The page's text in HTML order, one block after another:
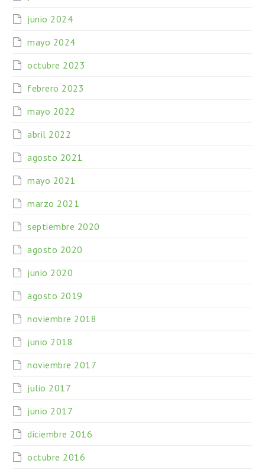
junio 2024
mayo 2024
octubre 2023
febrero 2023
mayo 2022
abril 2022
agosto 2021
mayo 2021
marzo 2021
septiembre 2020
agosto 2020
junio 2020
agosto 2019
noviembre 2018
junio 2018
noviembre 2017
julio 2017
junio 2017
diciembre 2016
octubre 2016